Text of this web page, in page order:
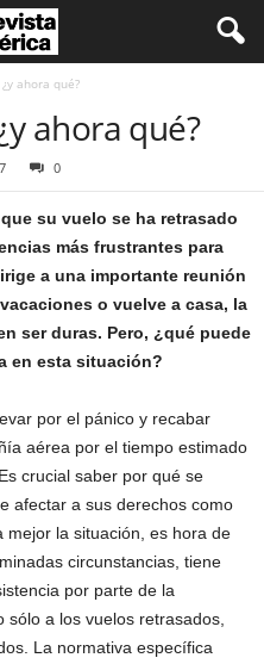
ahora qué?
ahora qué?
0
su vuelo se ha retrasado
más frustrantes para
a una importante reunión
o vuelve a casa, la
ser duras. Pero, ¿qué puede
en esta situación?
por el pánico y recabar
aérea por el tiempo estimado
crucial saber por qué se
afectar a sus derechos como
mejor la situación, es hora de
circunstancias, tiene
por parte de la
a los vuelos retrasados,
La normativa específica